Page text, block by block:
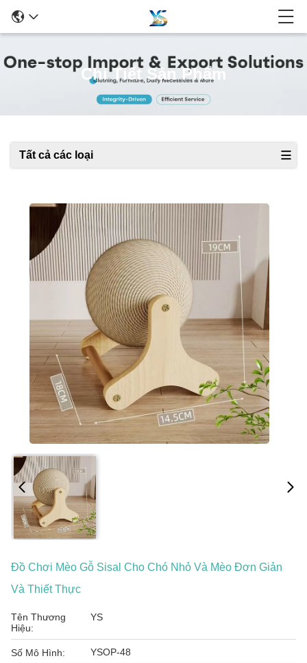
Chi Tiết Sản Phẩm
Tất cả các loại
Đồ Chơi Mèo Gỗ Sisal Cho Chó Nhỏ Và Mèo Đơn Giản
Và Thiết Thực
Tên Thương
Hiệu:
YS
Số Mô Hình: YSOP-48